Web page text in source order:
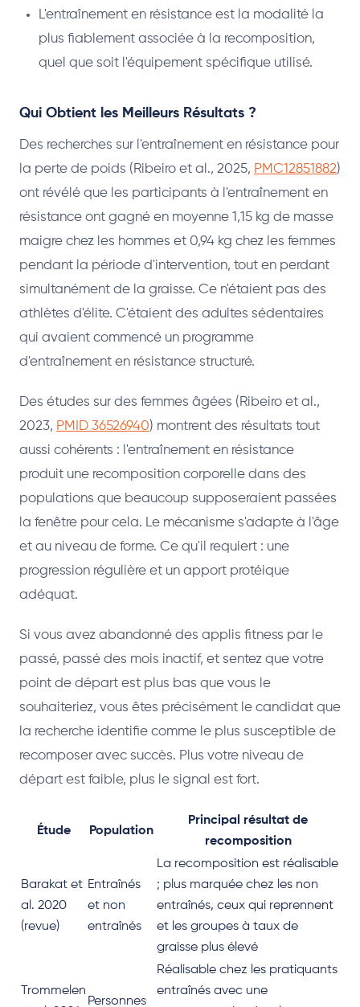
L'entraînement en résistance est la modalité la
plus fiablement associée à la recomposition,
quel que soit l'équipement spécifique utilisé.
Qui Obtient les Meilleurs Résultats ?
Des recherches sur l'entraînement en résistance pour
la perte de poids (Ribeiro et al., 2025, PMC12851882)
ont révélé que les participants à l'entraînement en
résistance ont gagné en moyenne 1,15 kg de masse
maigre chez les hommes et 0,94 kg chez les femmes
pendant la période d'intervention, tout en perdant
simultanément de la graisse. Ce n'étaient pas des
athlètes d'élite. C'étaient des adultes sédentaires
qui avaient commencé un programme
d'entraînement en résistance structuré.
Des études sur des femmes âgées (Ribeiro et al.,
2023, PMID 36526940) montrent des résultats tout
aussi cohérents : l'entraînement en résistance
produit une recomposition corporelle dans des
populations que beaucoup supposeraient passées
la fenêtre pour cela. Le mécanisme s'adapte à l'âge
et au niveau de forme. Ce qu'il requiert : une
progression régulière et un apport protéique
adéquat.
Si vous avez abandonné des applis fitness par le
passé, passé des mois inactif, et sentez que votre
point de départ est plus bas que vous le
souhaiteriez, vous êtes précisément le candidat que
la recherche identifie comme le plus susceptible de
recomposer avec succès. Plus votre niveau de
départ est faible, plus le signal est fort.
Étude Population
Principal résultat de
recomposition
Barakat et
al. 2020
(revue)
Entraînés
et non
entraînés
La recomposition est réalisable
; plus marquée chez les non
entraînés, ceux qui reprennent
et les groupes à taux de
graisse plus élevé
Trommelen
Personnes
Réalisable chez les pratiquants
entraînés avec une